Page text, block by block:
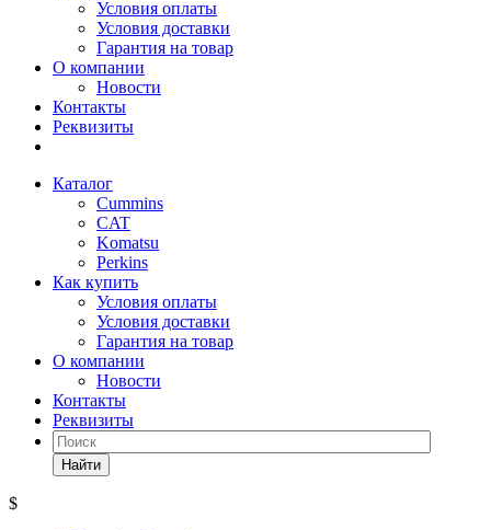
Условия оплаты
Условия доставки
Гарантия на товар
О компании
Новости
Контакты
Реквизиты
Каталог
Cummins
CAT
Komatsu
Perkins
Как купить
Условия оплаты
Условия доставки
Гарантия на товар
О компании
Новости
Контакты
Реквизиты
Найти
$